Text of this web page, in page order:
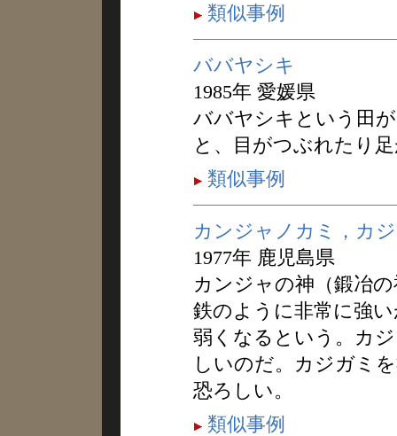
類似事例
ババヤシキ
1985年 愛媛県
ババヤシキという田
と、目がつぶれたり
類似事例
カンジャノカミ，カ
1977年 鹿児島県
カンジャの神（鍛冶
鉄のように非常に強
弱くなるという。カ
しいのだ。カジガミ
恐ろしい。
類似事例